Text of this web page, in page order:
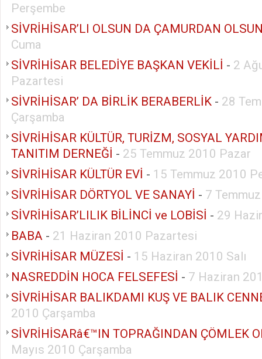
Perşembe
SİVRİHİSAR’LI OLSUN DA ÇAMURDAN
Cuma
SİVRİHİSAR BELEDİYE BAŞKAN VEKİLİ - 2
Pazartesi
SİVRİHİSAR’ DA BİRLİK BERABERLİK - 28
Çarşamba
SİVRİHİSAR KÜLTÜR, TURİZM, SOSYAL
TANITIM DERNEĞİ - 25 Temmuz 2010 Pazar
SİVRİHİSAR KÜLTÜR EVİ - 15 Temmuz 2010
SİVRİHİSAR DÖRTYOL VE SANAYİ - 7
SİVRİHİSAR’LILIK BİLİNCİ ve LOBİSİ - 29
BABA - 21 Haziran 2010 Pazartesi
SİVRİHİSAR MÜZESİ - 15 Haziran 2010 Salı
NASREDDİN HOCA FELSEFESİ - 7 Haziran
SİVRİHİSAR BALIKDAMI KUŞ VE BALIK
2010 Çarşamba
SİVRİHİSARâ€™IN TOPRAĞINDAN ÇÖMLEK
Mayıs 2010 Çarşamba